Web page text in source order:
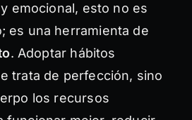
emocional, esto no es
es una herramienta de
. Adoptar hábitos
trata de perfección, sino
los recursos